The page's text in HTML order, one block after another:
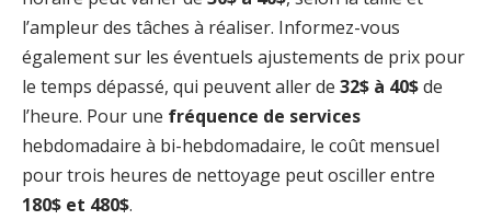
l’ampleur des tâches à réaliser. Informez-vous
également sur les éventuels ajustements de prix pour
le temps dépassé, qui peuvent aller de 32$ à 40$de
l’heure. Pour une fréquence de services
hebdomadaire à bi-hebdomadaire, le coût mensuel
pour trois heures de nettoyage peut osciller entre
180$ et 480$.